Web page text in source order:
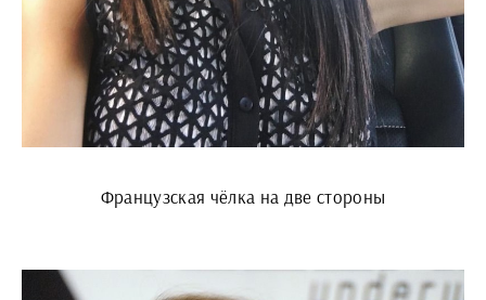
Французская чёлка на две стороны